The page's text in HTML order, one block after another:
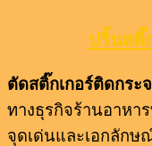
ปริ้นสติ๊
ตัดสติ๊กเกอร์ติดกระ
ทางธุรกิจร้านอาหา
จุดเด่นและเอกลักษ